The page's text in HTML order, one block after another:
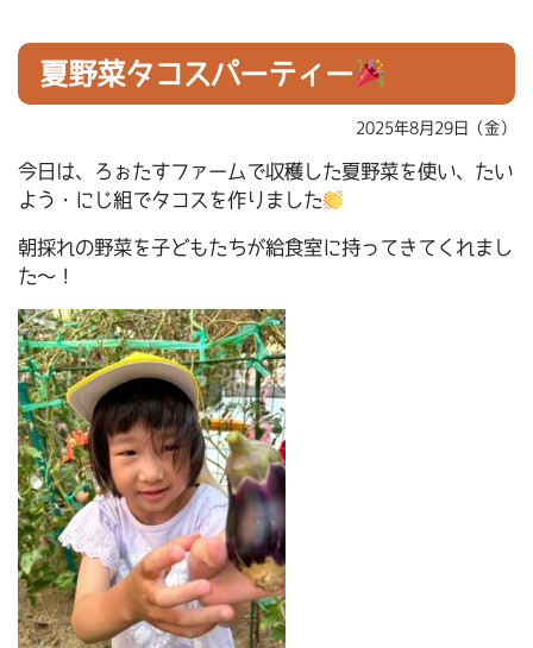
夏野菜タコスパーティー
2025年8月29日（金）
今日は、ろぉたすファームで収穫した夏野菜を使い、たい
よう・にじ組でタコスを作りました
朝採れの野菜を子どもたちが給食室に持ってきてくれまし
た～！